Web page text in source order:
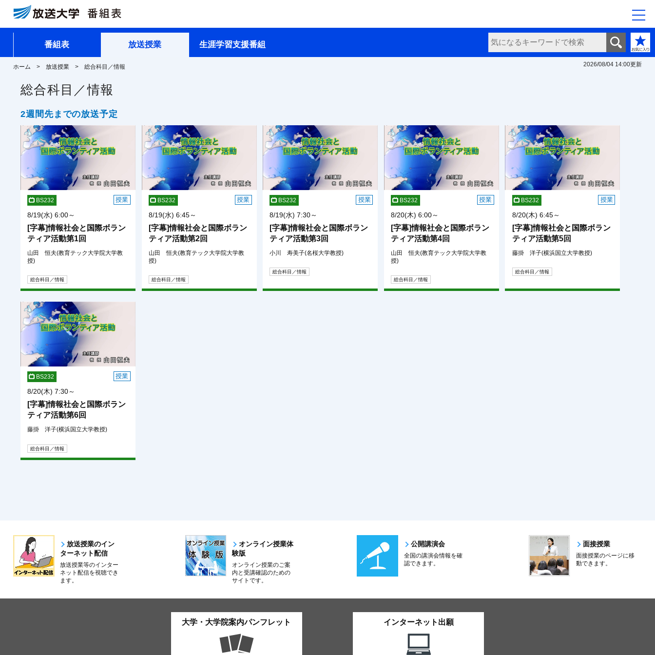
番組表 放送授業 生涯学習支援番組
2026/08/04 14:00更新
ホーム 放送授業 総合科目／情報
総合科目／情報
2週間先までの放送予定
BS232 授業
8/19(水) 6:00～
[字幕]情報社会と国際ボラン
ティア活動第1回
山田 恒夫(教育テック大学院大学教
授)
総合科目／情報
BS232 授業
8/19(水) 6:45～
[字幕]情報社会と国際ボラン
ティア活動第2回
山田 恒夫(教育テック大学院大学教
授)
総合科目／情報
BS232 授業
8/19(水) 7:30～
[字幕]情報社会と国際ボラン
ティア活動第3回
小川 寿美子(名桜大学教授)
総合科目／情報
BS232 授業
8/20(木) 6:00～
[字幕]情報社会と国際ボラン
ティア活動第4回
山田 恒夫(教育テック大学院大学教
授)
総合科目／情報
BS232 授業
8/20(木) 6:45～
[字幕]情報社会と国際ボラン
ティア活動第5回
藤掛 洋子(横浜国立大学教授)
総合科目／情報
BS232 授業
8/20(木) 7:30～
[字幕]情報社会と国際ボラン
ティア活動第6回
藤掛 洋子(横浜国立大学教授)
総合科目／情報
放送授業のイン
ターネット配信
放送授業等のインター
ネット配信を視聴でき
ます。
オンライン授業体
験版
オンライン授業のご案
内と受講確認のための
サイトです。
公開講演会
全国の講演会情報を確
認できます。
面接授業
面接授業のページに移
動できます。
大学・大学院案内パンフレット インターネット出願